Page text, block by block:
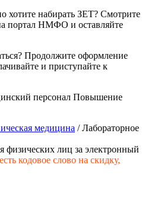
в
хотите набирать ЗЕТ? Смотрите
портал НМФО и оставляйте
Продолжите оформление
и приступайте к
персонал Повышение
медицина / Лабораторное
физических лиц за электронный
кодовое слово на скидку,